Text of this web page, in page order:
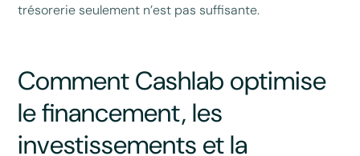
trésorerie seulement n’est pas suffisante.
Comment Cashlab optimise
le financement, les
investissements et la